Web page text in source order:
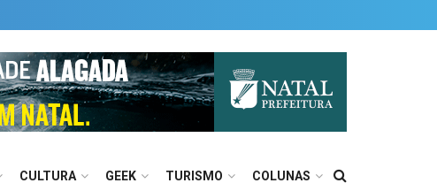
CULTURA GEEK TURISMO COLUNAS